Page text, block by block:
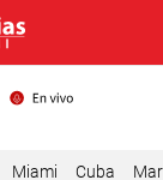
Miami Cuba